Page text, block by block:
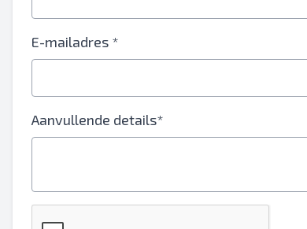
E-mailadres *
Aanvullende details*
Extra informatie